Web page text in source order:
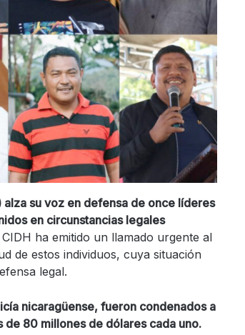
alza su voz en defensa de once líderes
en circunstancias legales
ha emitido un llamado urgente al
de estos individuos, cuya situación
legal.
nicaragüense, fueron condenados a
de 80 millones de dólares cada uno.